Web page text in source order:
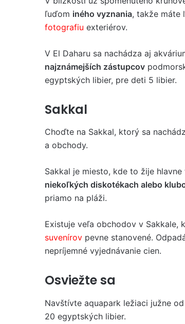
ľuďom iného vyznania, takže máte
fotografiu exteriérov.
V El Daharu sa nachádza aj
najznámejších zástupcov
egyptských libier, pre deti 5 libier.
Sakkal
Choďte na Sakkal, ktorý sa
a obchody.
Sakkal je miesto, kde to žije
niekoľkých diskotékach alebo
priamo na pláži.
Existuje veľa obchodov v Sakkale,
suvenírov pevne stanovené.
nepríjemné vyjednávanie cien.
Osviežte sa
Navštívte aquapark ležiaci južne
20 egyptských libier.